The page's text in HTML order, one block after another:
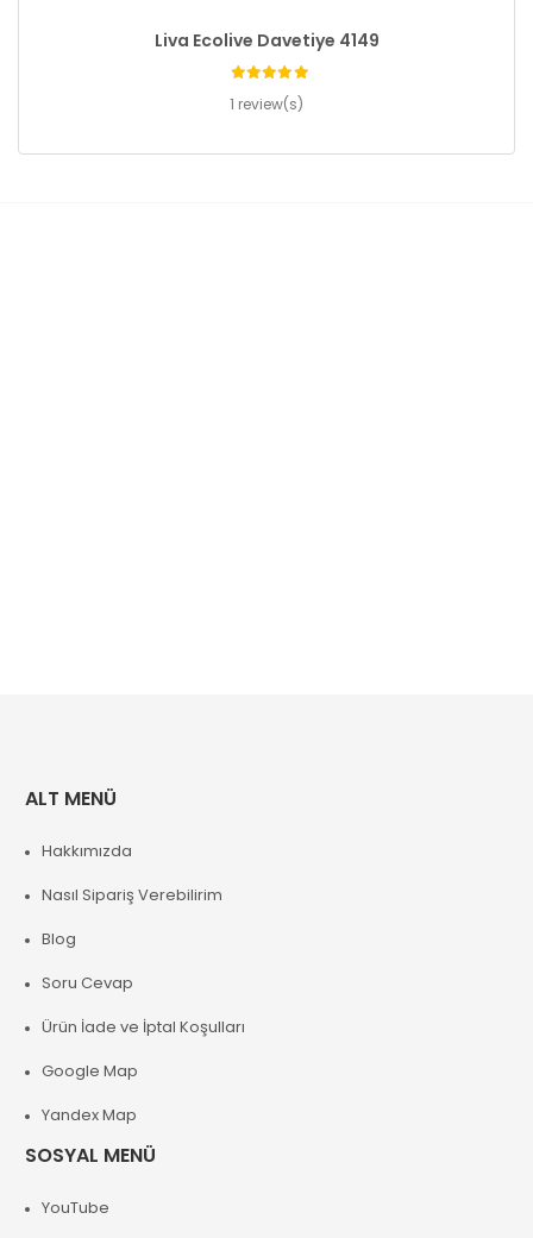
Liva Ecolive Davetiye 4149
1 review(s)
ALT MENÜ
Hakkımızda
Nasıl Sipariş Verebilirim
Blog
Soru Cevap
Ürün İade ve İptal Koşulları
Google Map
Yandex Map
SOSYAL MENÜ
YouTube